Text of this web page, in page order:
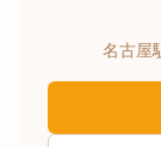
名古屋